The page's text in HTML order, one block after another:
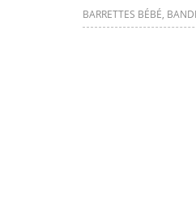
BARRETTES BÉBÉ,